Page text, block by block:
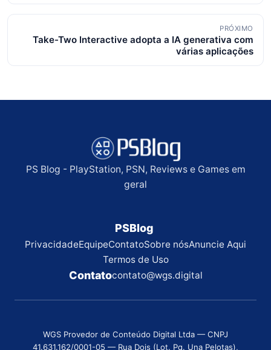
posts
PRÓXIMO
Take-Two Interactive adopta a IA generativa com
várias aplicações
PS Blog - PlayStation, PSN, Reviews e Games em
geral
PSBlog
PrivacidadeEquipeContatoSobre nósAnuncie Aqui
Termos de Uso
Contatocontato@wgs.digital
WGS Provedor de Conteúdo Digital Ltda — CNPJ
41.631.162/0001-05 — Rua Dois (Lot. Pq. Una Pelotas),